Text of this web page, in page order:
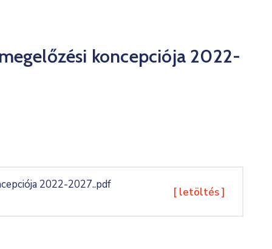
koncepciója 2022-
2022-2027..pdf
[ letöltés ]